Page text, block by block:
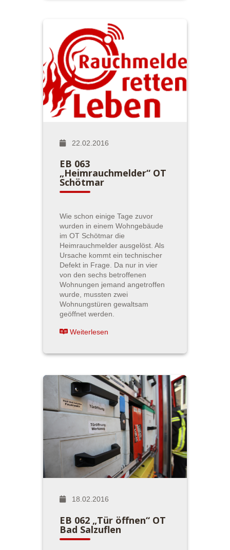
22.02.2016
EB 063
„Heimrauchmelder“ OT
Schötmar
Wie schon einige Tage zuvor
wurden in einem Wohngebäude
im OT Schötmar die
Heimrauchmelder ausgelöst. Als
Ursache kommt ein technischer
Defekt in Frage. Da nur in vier
von den sechs betroffenen
Wohnungen jemand angetroffen
wurde, mussten zwei
Wohnungstüren gewaltsam
geöffnet werden.
Weiterlesen
18.02.2016
EB 062 „Tür öffnen“ OT
Bad Salzuflen